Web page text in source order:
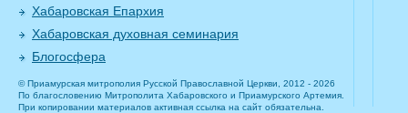
Хабаровская Епархия
Хабаровская духовная семинария
Блогосфера
© Приамурская митрополия Русской Православной Церкви, 2012 - 2026
По благословению Митрополита Хабаровского и Приамурского Артемия.
При копировании материалов активная ссылка на сайт обязательна.